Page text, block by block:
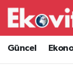
Güncel
Güncel
Ekonomi
Hava
Trafik